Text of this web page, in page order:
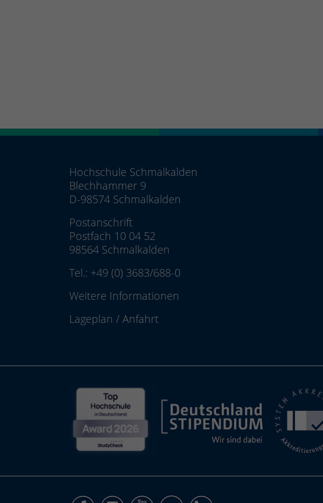
Hochschule Schmalkalden
Blechhammer 9
D-98574 Schmalkalden
Postanschrift
Postfach 10 04 52
98564 Schmalkalden
Tel.: +49 (0) 3683/688-0
Weitere Informationen
Lageplan / Anfahrt